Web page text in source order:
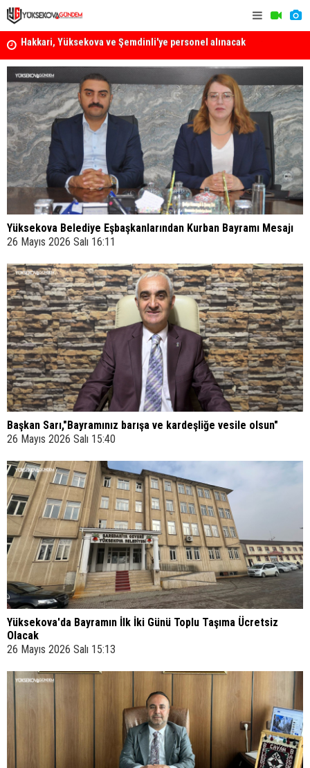
Yüksekova Ziraat Odası'ndan Yangınlara Karşı Duyarlılık
Çağrısı
Yüksekova Belediye Eşbaşkanlarından Kurban Bayramı Mesajı
26 Mayıs 2026 Salı 16:11
Başkan Sarı,"Bayramınız barışa ve kardeşliğe vesile olsun"
26 Mayıs 2026 Salı 15:40
Yüksekova'da Bayramın İlk İki Günü Toplu Taşıma Ücretsiz
Olacak
26 Mayıs 2026 Salı 15:13